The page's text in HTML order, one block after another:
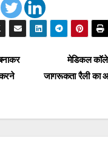
मेडिकल
जागरूकता रैली का